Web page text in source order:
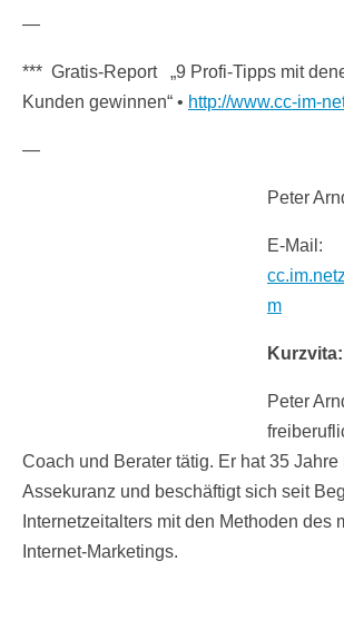
—
*** Gratis-Report „9 Profi-Tipps mit
Kunden gewinnen“ • http://www.cc-im-
—
Peter
E-Mail:
m
Kurzvita:
Peter
Coach und Berater tätig. Er hat 35
Assekuranz und beschäftigt sich seit
Internetzeitalters mit den Methoden des
Internet-Marketings.